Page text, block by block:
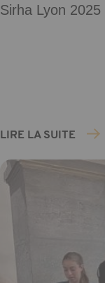
Sirha Lyon 2025
LIRE LA SUITE